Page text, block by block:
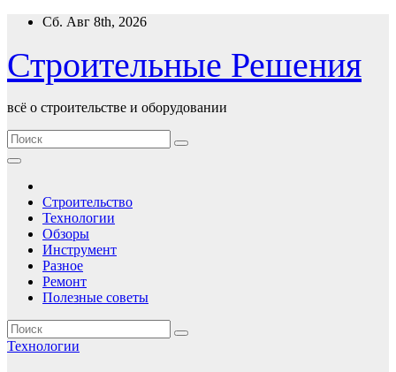
Перейти
содержимому
Сб. Авг 8th, 2026
Строительные Решения
всё о строительстве и оборудовании
Строительство
Технологии
Обзоры
Инструмент
Разное
Ремонт
Полезные советы
Технологии